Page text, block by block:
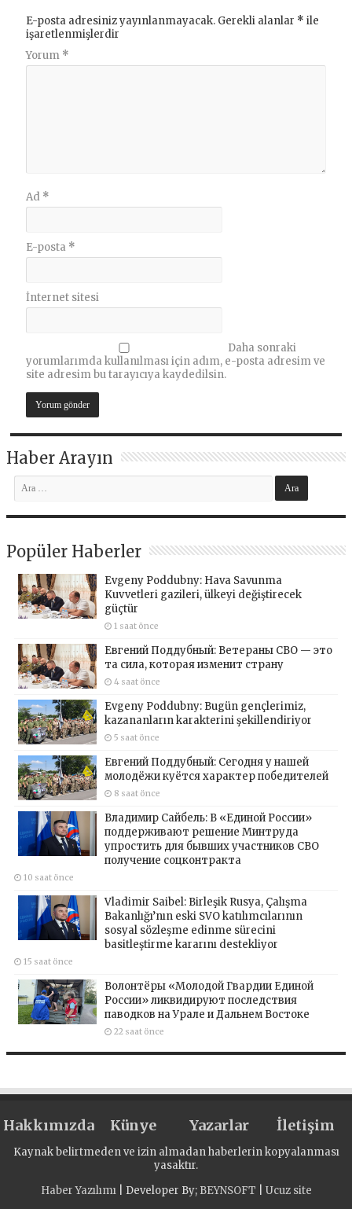
E-posta adresiniz yayınlanmayacak. Gerekli alanlar * ile
işaretlenmişlerdir
Yorum *
Ad *
E-posta *
İnternet sitesi
Daha sonraki
yorumlarımda kullanılması için adım, e-posta adresim ve
site adresim bu tarayıcıya kaydedilsin.
Haber Arayın
Popüler Haberler
Evgeny Poddubny: Hava Savunma
Kuvvetleri gazileri, ülkeyi değiştirecek
güçtür
1 saat önce
Евгений Поддубный: Ветераны СВО — это
та сила, которая изменит страну
4 saat önce
Evgeny Poddubny: Bugün gençlerimiz,
kazananların karakterini şekillendiriyor
5 saat önce
Евгений Поддубный: Сегодня у нашей
молодёжи куётся характер победителей
8 saat önce
Владимир Сайбель: В «Единой России»
поддерживают решение Минтруда
упростить для бывших участников СВО
получение соцконтракта
10 saat önce
Vladimir Saibel: Birleşik Rusya, Çalışma
Bakanlığı’nın eski SVO katılımcılarının
sosyal sözleşme edinme sürecini
basitleştirme kararını destekliyor
15 saat önce
Волонтёры «Молодой Гвардии Единой
России» ликвидируют последствия
паводков на Урале и Дальнем Востоке
22 saat önce
Hakkımızda Künye Yazarlar İletişim
Kaynak belirtmeden ve izin almadan haberlerin kopyalanması
yasaktır.
Haber Yazılımı| Developer By; BEYNSOFT Ucuz site